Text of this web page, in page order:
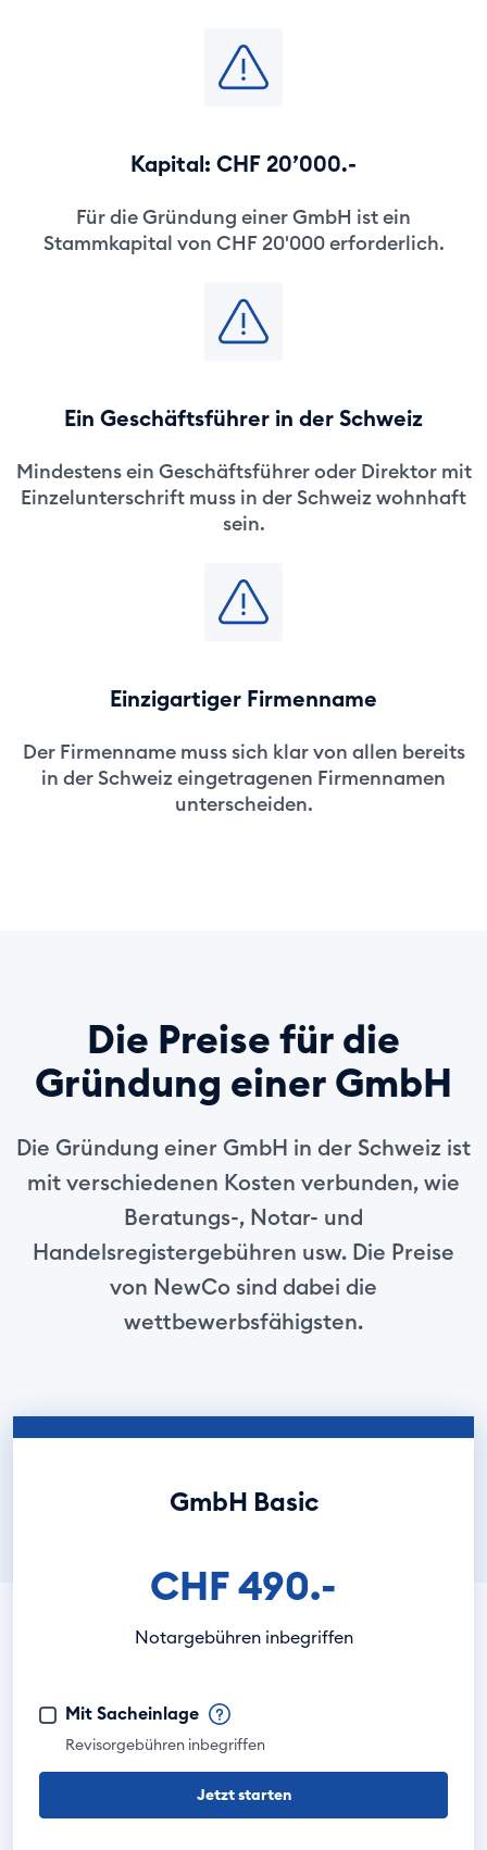
Kapital: CHF 20’000.-
Für die Gründung einer GmbH ist ein
Stammkapital von CHF 20'000 erforderlich.
Ein Geschäftsführer in der Schweiz
Mindestens ein Geschäftsführer oder Direktor mit
Einzelunterschrift muss in der Schweiz wohnhaft
sein.
Einzigartiger Firmenname
Der Firmenname muss sich klar von allen bereits
in der Schweiz eingetragenen Firmennamen
unterscheiden.
Die Preise für die
Gründung einer GmbH
Die Gründung einer GmbH in der Schweiz ist
mit verschiedenen Kosten verbunden, wie
Beratungs-, Notar- und
Handelsregistergebühren usw. Die Preise
von NewCo sind dabei die
wettbewerbsfähigsten.
GmbH Basic
CHF 490.-
Notargebühren inbegriffen
Mit Sacheinlage
Revisorgebühren inbegriffen
Jetzt starten